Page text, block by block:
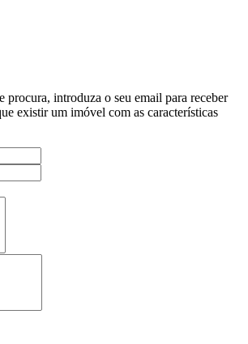
procura, introduza o seu email para receber
existir um imóvel com as características